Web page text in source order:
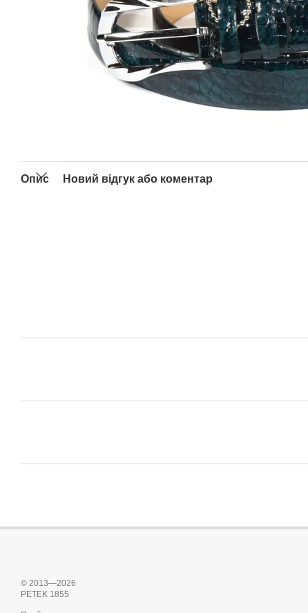
Опис Новий відгук або коментар
© 2013—2026
PETEK 1855